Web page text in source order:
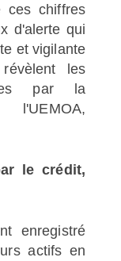
ces chiffres
d'alerte qui
et vigilante
les
par la
l'UEMOA,
le crédit,
enregistré
actifs en